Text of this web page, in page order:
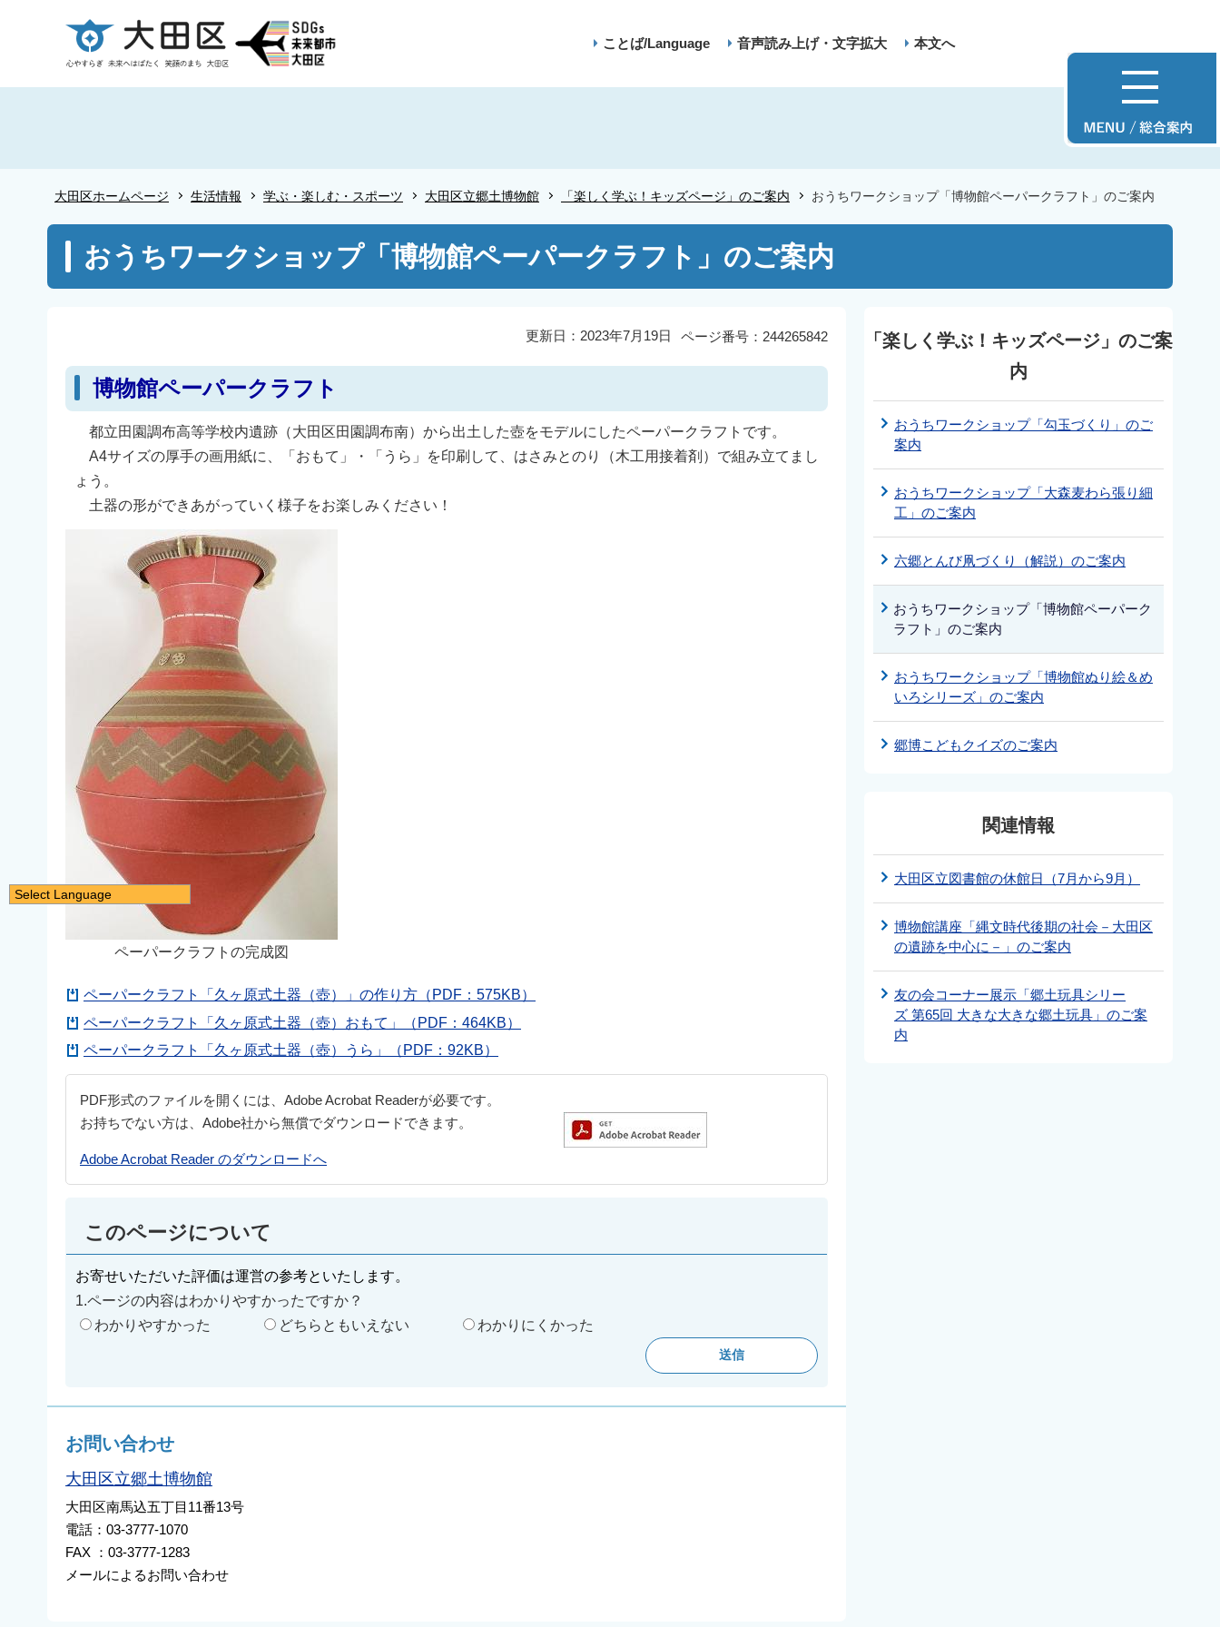
ー
ことば/Language 音声読み上げ・文字拡大 本文へ
大田区ホームページ 生活情報 学ぶ・楽しむ・スポーツ 大田区立郷土博物館 「楽しく学ぶ！キッズページ」のご案内 おうちワークショップ「博物館ペーパークラフト」のご案内
こ
おうちワークショップ「博物館ペーパークラフト」のご案内
ページ番号：244265842
更新日：2023年7月19日
博物館ペーパークラフト
都立田園調布高等学校内遺跡（大田区田園調布南）から出土した壺をモデルにしたペーパークラフトです。
A4サイズの厚手の画用紙に、「おもて」・「うら」を印刷して、はさみとのり（木工用接着剤）で組み立てまし
ょう。
土器の形ができあがっていく様子をお楽しみください！
ペーパークラフトの完成図
ペーパークラフト「久ヶ原式土器（壺）」の作り方（PDF：575KB）
ペーパークラフト「久ヶ原式土器（壺）おもて」（PDF：464KB）
ペーパークラフト「久ヶ原式土器（壺）うら」（PDF：92KB）
PDF形式のファイルを開くには、Adobe Acrobat Readerが必要です。
お持ちでない方は、Adobe社から無償でダウンロードできます。
Adobe Acrobat Reader のダウンロードへ
このページについて
お寄せいただいた評価は運営の参考といたします。
1.ページの内容はわかりやすかったですか？
わかりやすかった
どちらともいえない わかりにくかった
お問い合わせ
大田区立郷土博物館
大田区南馬込五丁目11番13号
電話：03-3777-1070
FAX ：03-3777-1283
メールによるお問い合わせ
「楽しく学ぶ！キッズページ」のご案
内
おうちワークショップ「勾玉づくり」のご
案内
おうちワークショップ「大森麦わら張り細
工」のご案内
六郷とんび凧づくり（解説）のご案内
おうちワークショップ「博物館ペーパーク
ラフト」のご案内
おうちワークショップ「博物館ぬり絵＆め
いろシリーズ」のご案内
郷博こどもクイズのご案内
関連情報
大田区立図書館の休館日（7月から9月）
博物館講座「縄文時代後期の社会－大田区
の遺跡を中心に－」のご案内
友の会コーナー展示「郷土玩具シリー
ズ 第65回 大きな大きな郷土玩具」のご案
内
Select Language
繁體中文